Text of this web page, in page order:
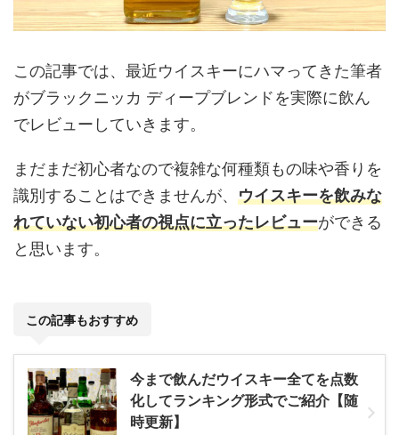
この記事では、最近ウイスキーにハマってきた筆者
がブラックニッカ ディープブレンドを実際に飲ん
でレビューしていきます。
まだまだ初心者なので複雑な何種類もの味や香りを
識別することはできませんが、 ウイスキーを飲みな
れていない初心者の視点に立ったレビューができる
と思います。
この記事もおすすめ
今まで飲んだウイスキー全てを点数
化してランキング形式でご紹介【随
時更新】